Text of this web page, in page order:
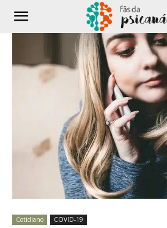
Cotidiano COVID-19